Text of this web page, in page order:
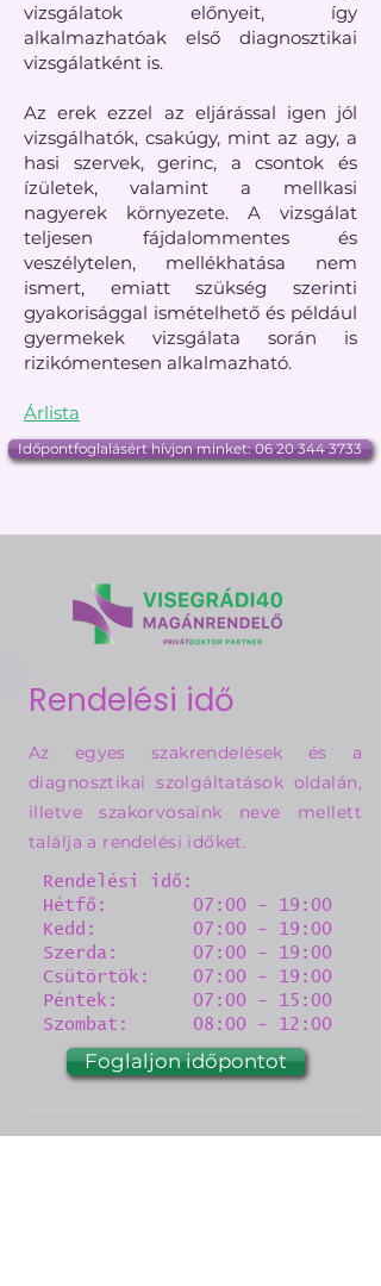
vizsgálatok előnyeit, így
alkalmazhatóak első diagnosztikai
vizsgálatként is.
Az erek ezzel az eljárással igen jól
vizsgálhatók, csakúgy, mint az agy, a
hasi szervek, gerinc, a csontok és
ízületek, valamint a mellkasi
nagyerek környezete. A vizsgálat
teljesen fájdalommentes és
veszélytelen, mellékhatása nem
ismert, emiatt szükség szerinti
gyakorisággal ismételhető és például
gyermekek vizsgálata során is
rizikómentesen alkalmazható.
Árlista
Időpontfoglalásért hívjon minket: 06 20 344 3733
Rendelési idő
Az egyes szakrendelések és a
diagnosztikai szolgáltatások oldalán,
illetve szakorvosaink neve mellett
találja a rendelési időket.
Rendelési idő:
Hétfő: 07:00 - 19:00
Kedd: 07:00 - 19:00
Szerda: 07:00 - 19:00
Csütörtök: 07:00 - 19:00
Péntek: 07:00 - 15:00
Szombat: 08:00 - 12:00
Foglaljon időpontot
1132 Budapest, Visegrádi u. 40.